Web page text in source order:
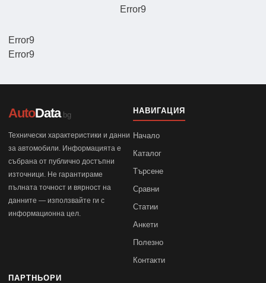
Error9
Error9
Error9
AutoData.bg
Технически характеристики и данни
за автомобили. Информацията е
събрана от публично достъпни
източници. Не гарантираме
пълната точност и вярност на
данните — използвайте ги с
информационна цел.
НАВИГАЦИЯ
Начало
Каталог
Търсене
Сравни
Статии
Анкети
Полезно
Контакти
ПАРТНЬОРИ